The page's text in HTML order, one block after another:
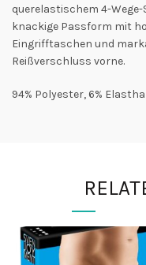
querelastischem 4-
knackige Passform mit
Eingrifftaschen und
Reißverschluss vorne.
94% Polyester, 6%